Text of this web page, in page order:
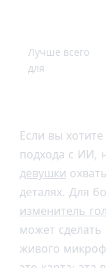
Лучше всего
для
Если вы
подхода с ИИ,
девушки
деталях. Для
изменитель
может
живого